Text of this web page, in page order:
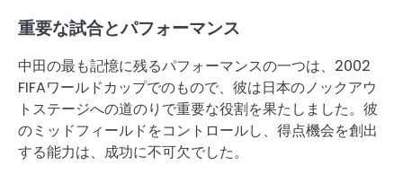
重要な試合とパフォーマンス
中田の最も記憶に残るパフォーマンスの一つは、2002
FIFAワールドカップでのもので、彼は日本のノックアウ
トステージへの道のりで重要な役割を果たしました。彼
のミッドフィールドをコントロールし、得点機会を創出
する能力は、成功に不可欠でした。